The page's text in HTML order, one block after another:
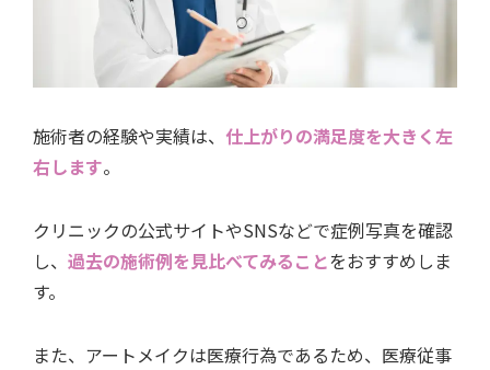
施術者の経験や実績は、 仕上がりの満足度を大きく左
右します。
クリニックの公式サイトやSNSなどで症例写真を確認
し、 過去の施術例を見比べてみることをおすすめしま
す。
また、アートメイクは医療行為であるため、医療従事